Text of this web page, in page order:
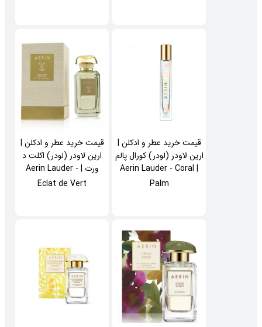
قیمت خرید عطر و ادکلن |
ارین لاودر (لودر) اکلت د
ورت | Aerin Lauder -
Éclat de Vert
قیمت خرید عطر و ادکلن |
ارین لاودر (لودر) کورال پالم
| Aerin Lauder - Coral
Palm